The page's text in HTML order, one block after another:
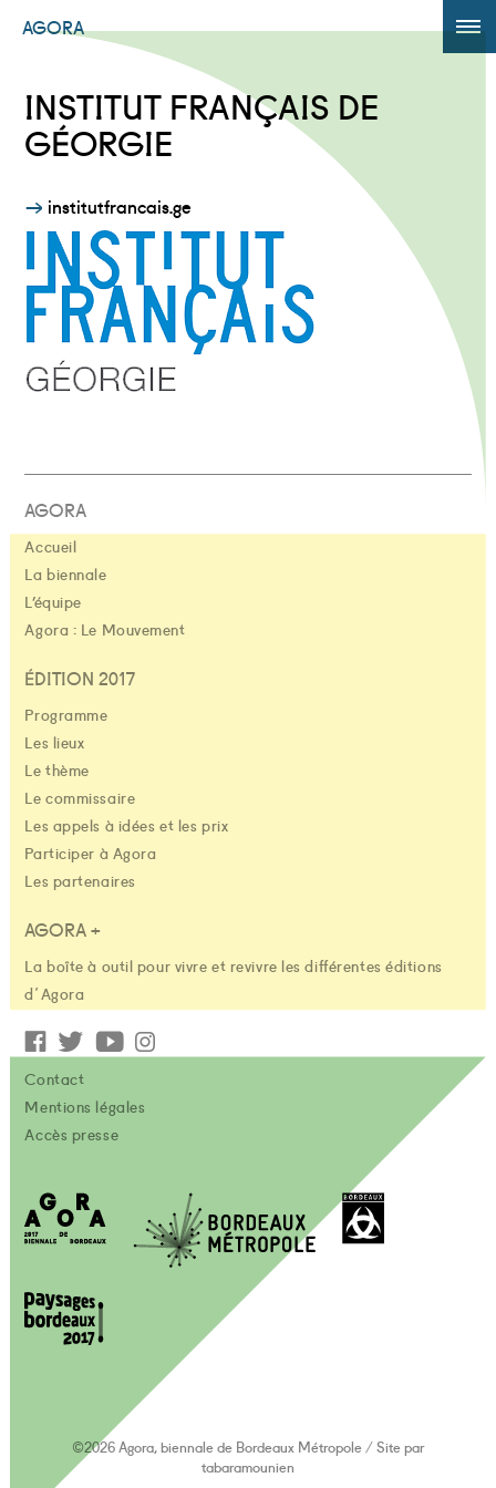
AGORA
AGORA +
INSTITUT FRANÇAIS DE
GÉORGIE
institutfrancais.ge
AGORA
Accueil
La biennale
L’équipe
Agora : Le Mouvement
ÉDITION 2017
Programme
Les lieux
Le thème
Le commissaire
Les appels à idées et les prix
Participer à Agora
Les partenaires
AGORA +
La boîte à outil pour vivre et revivre les différentes éditions
d'Agora
Contact
Mentions légales
Accès presse
©2026 Agora, biennale de Bordeaux Métropole /Site par
tabaramounien